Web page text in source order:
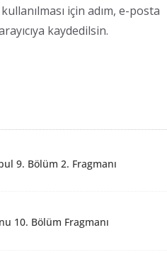
için adım, e-posta
kaydedilsin.
9. Bölüm 2. Fragmanı
10. Bölüm Fragmanı